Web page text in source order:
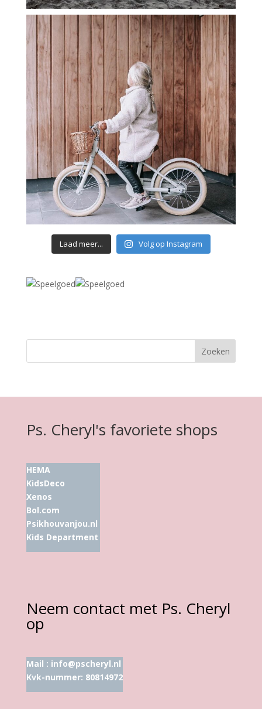
Laad meer... Volg op Instagram
Ps. Cheryl's favoriete shops
HEMA
KidsDeco
Xenos
Bol.com
Psikhouvanjou.nl
Kids Department
Neem contact met Ps. Cheryl
op
Mail : info@pscheryl.nl
Kvk-nummer: 80814972